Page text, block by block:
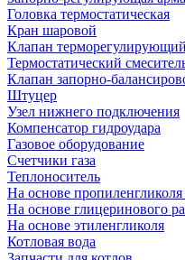
Головка термостатическая
Кран шаровой
Клапан терморегулирующий
Термостатический
Клапан запорно-
Штуцер
Узел нижнего подключения
Компенсатор гидроудара
Газовое оборудование
Счетчики газа
Теплоноситель
На основе
На основе глицеринового
На основе этиленгликоля
Котловая вода